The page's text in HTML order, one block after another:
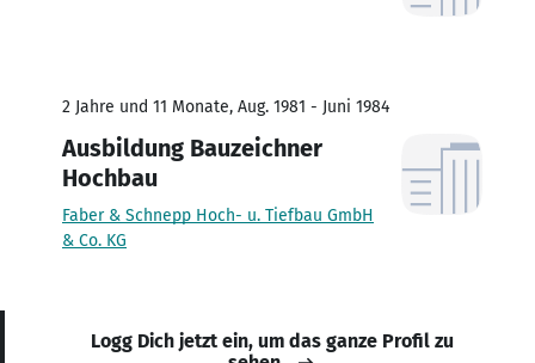
2 Jahre und 11 Monate, Aug. 1981 - Juni 1984
Ausbildung Bauzeichner
Hochbau
Faber & Schnepp Hoch- u. Tiefbau GmbH
& Co. KG
Logg Dich jetzt ein, um das ganze Profil zu